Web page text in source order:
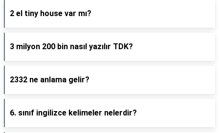
2 el tiny house var mı?
3 milyon 200 bin nasıl yazılır TDK?
2332 ne anlama gelir?
6. sınıf ingilizce kelimeler nelerdir?